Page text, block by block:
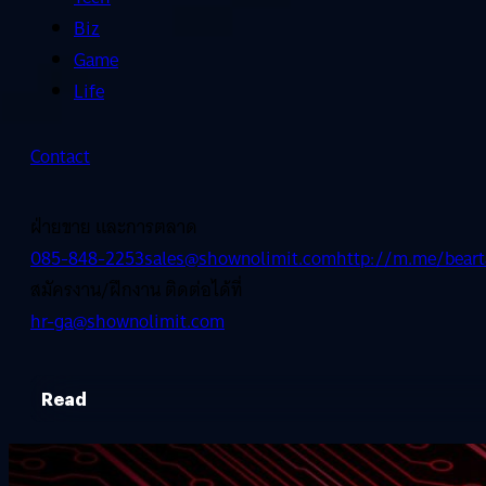
Biz
Game
Life
Contact
ฝ่ายขาย และการตลาด
085-848-2253sales@shownolimit.comhttp://m.me/
สมัครงาน/ฝึกงาน ติดต่อได้ที่
hr-ga@shownolimit.com
Read